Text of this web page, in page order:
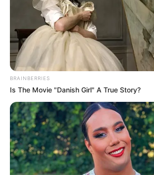
BRAINBERRIES
Is The Movie "Danish Girl" A True Story?